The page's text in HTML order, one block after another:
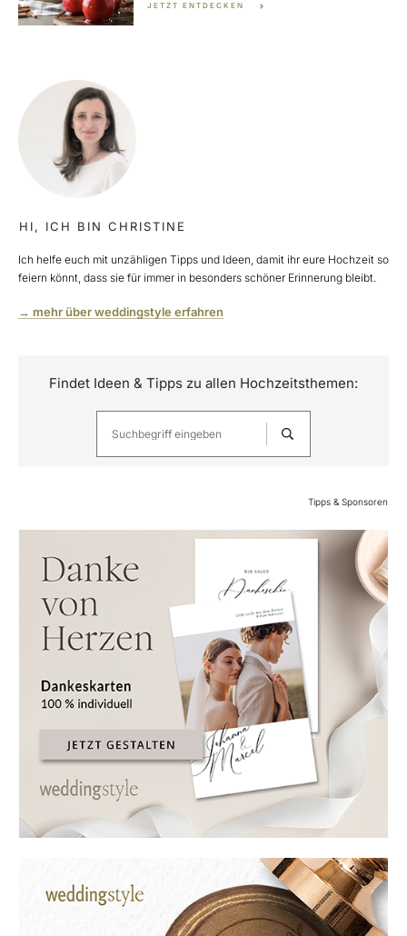
JETZT ENTDECKEN
HI, ICH BIN CHRISTINE
Ich helfe euch mit unzähligen Tipps und Ideen, damit ihr eure Hochzeit so
feiern könnt, dass sie für immer in besonders schöner Erinnerung bleibt.
→ mehr über weddingstyle erfahren
Findet Ideen & Tipps zu allen Hochzeitsthemen:
Tipps & Sponsoren